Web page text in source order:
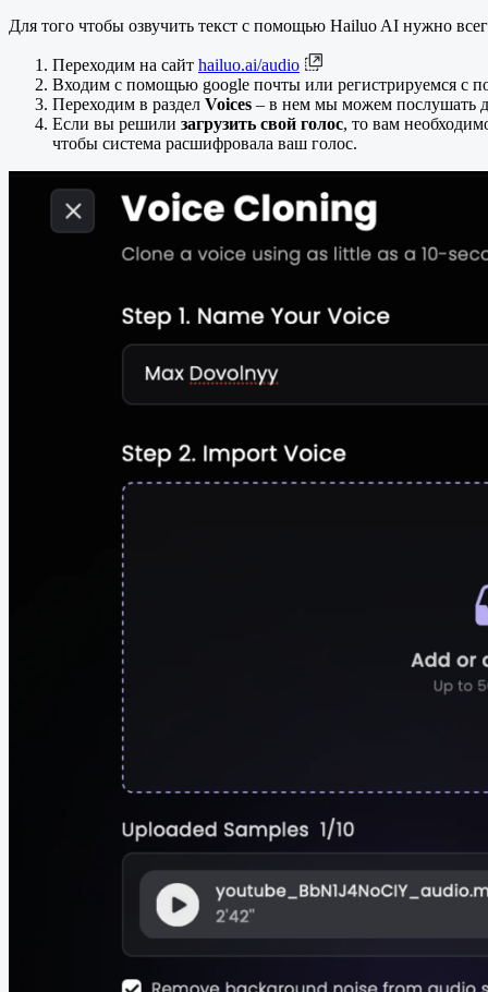
Для того чтобы озвучить текст с помощью Hailuo AI нужно
Переходим на сайт hailuo.ai/audio
Входим с помощью google почты или регистрируемся с
Переходим в раздел Voices – в нем мы можем послушать
Если вы решили загрузить свой голос, то вам
чтобы система расшифровала ваш голос.